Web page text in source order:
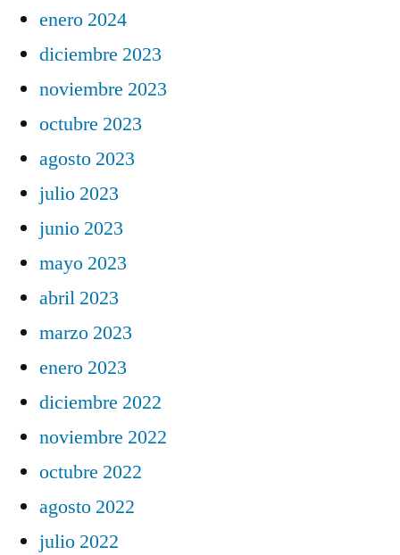
enero 2024
diciembre 2023
noviembre 2023
octubre 2023
agosto 2023
julio 2023
junio 2023
mayo 2023
abril 2023
marzo 2023
enero 2023
diciembre 2022
noviembre 2022
octubre 2022
agosto 2022
julio 2022